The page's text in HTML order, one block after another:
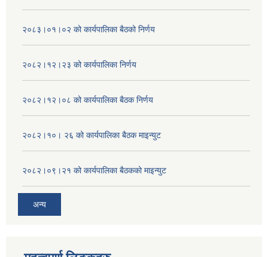
२०८३।०१।०२ को कार्यपालिका बैठको निर्णय
२०८२।१२।२३ को कार्यपालिका निर्णय
२०८२।१२।०८ को कार्यपालिका बैठक निर्णय
२०८२।१०। २६ को कार्यपालिका बैठक माइन्युट
२०८२।०९।२१ को कार्यपालिका बैठकको माइन्युट
अन्य